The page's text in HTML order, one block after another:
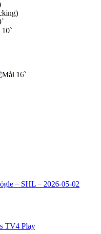
10`
16`
– SHL – 2026-05-02
TV4 Play